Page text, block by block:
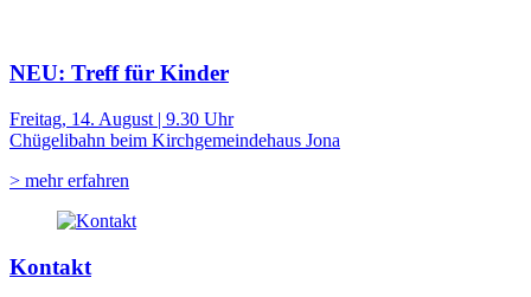
NEU: Treff für Kinder
Freitag, 14. August | 9.30 Uhr
Chügelibahn beim Kirchgemeindehaus Jona
> mehr erfahren
Kontakt